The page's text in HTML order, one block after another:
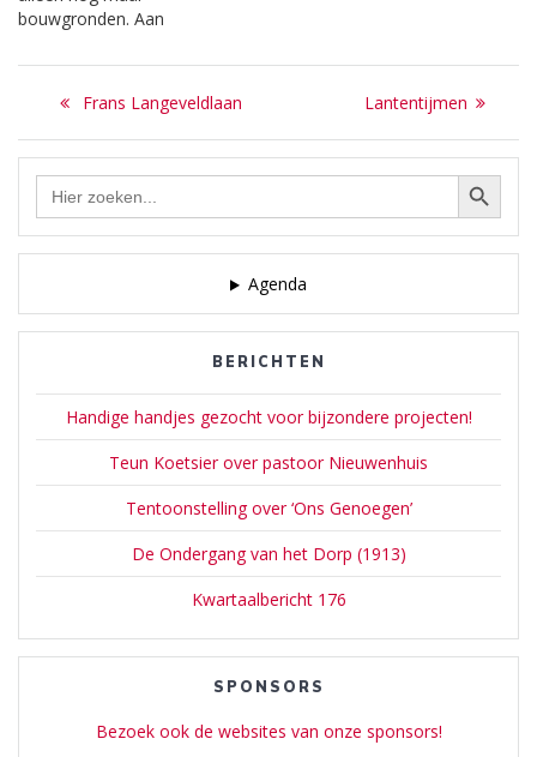
rijkelijk voorzien van
naar de Torenlaan liep.
zondags langs de…
bouwgronden. Aan
bij lange na nog niet
bezaten de eigenaardigste
namen. O.a. De Flep,
Pinhok, de Kluizenaar,
Steenbergen, de Fransman
Eng’ ook wel ‘Es’…
Bericht
navigatie
Previous
Frans Langeveldlaan
Next
Lantentijmen
Zoek Zoekknop
Agenda
BERICHTEN
Handige handjes gezocht voor bijzondere projecten!
Teun Koetsier over pastoor Nieuwenhuis
Tentoonstelling over ‘Ons Genoegen’
De Ondergang van het Dorp (1913)
Kwartaalbericht 176
SPONSORS
Bezoek ook de websites van onze sponsors!